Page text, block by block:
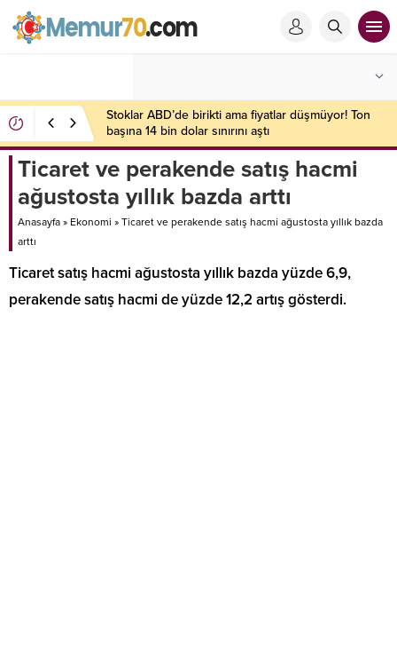
Stoklar ABD’de birikti ama fiyatlar düşmüyor! Ton
başına 14 bin dolar sınırını aştı
Ticaret ve perakende satış hacmi
ağustosta yıllık bazda arttı
Anasayfa » Ekonomi » Ticaret ve perakende satış hacmi ağustosta yıllık bazda
arttı
Ticaret satış hacmi ağustosta yıllık bazda yüzde 6,9,
perakende satış hacmi de yüzde 12,2 artış gösterdi.